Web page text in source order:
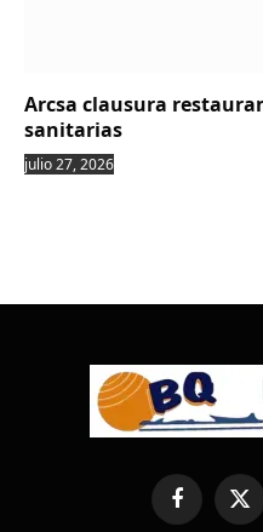
Arcsa clausura
sanitarias
julio 27, 2026
FacebookX